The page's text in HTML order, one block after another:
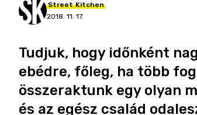
Street Kitchen
2018. 11. 17.
Tudjuk, hogy időnként
ebédre, főleg, ha több
összeraktunk egy olyan
és az egész család